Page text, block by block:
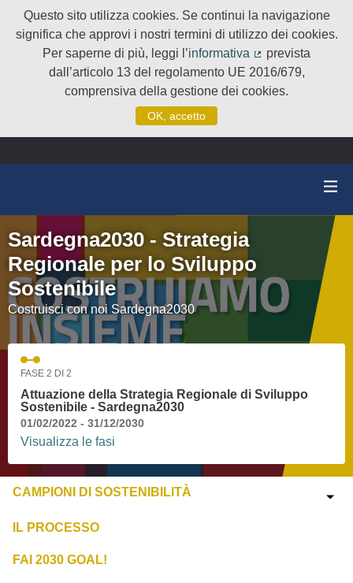
Questo sito utilizza cookies. Se continui la navigazione
significa che approvi i nostri termini di utilizzo dei cookies.
Per saperne di più, leggi l’informativa
(Collegamento
prevista
dall’articolo 13 del regolamento UE 2016/679,
comprensiva della gestione dei cookies.
OK, accetto
Sardegna2030 - Strategia
Regionale per lo Sviluppo
Sostenibile
Costruisci con noi Sardegna2030
FASE 2 DI 2
Attuazione della Strategia Regionale di Sviluppo
Sostenibile - Sardegna2030
01/02/2022 - 31/12/2030
Visualizza le fasi
CAMPIONI DI SOSTENIBILITÀ
IL PROCESSO
FAI 2030 GOAL!